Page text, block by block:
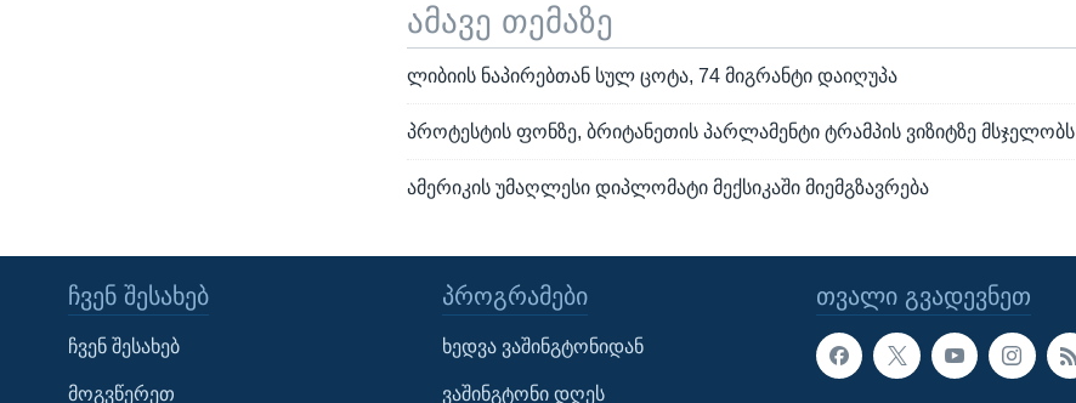
Learning English
ᲗᲕᲐᲚᲘ ᲒᲕᲐᲓᲔᲕᲜᲔᲗ
ამავე თემაზე
ლიბიის ნაპირებთან სულ ცოტა, 74 მიგრანტი დაიღუპა
პროტესტის ფონზე, ბრიტანეთის პარლამენტი ტრამპის ვიზიტზე მსჯელობს
ამერიკის უმაღლესი დიპლომატი მექსიკაში მიემგზავრება
ᲗᲕᲐᲚᲘ ᲒᲕᲐᲓᲔᲕᲜᲔᲗ
ᲩᲕᲔᲜ ᲨᲔᲡᲐᲮᲔᲑ
ჩვენ შესახებ
მოგვწერეთ
ᲞᲠᲝᲒᲠᲐᲛᲔᲑᲘ
ხედვა ვაშინგტონიდან
ვაშინგტონი დღეს